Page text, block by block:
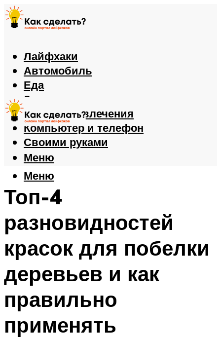
Лайфхаки
Автомобиль
Еда
Здоровье
Игры и развлечения
Компьютер и телефон
Своими руками
Меню
Меню
Топ-4
разновидностей
красок для побелки
деревьев и как
правильно
применять